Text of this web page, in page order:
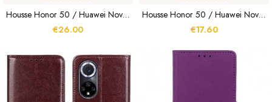
Housse Honor 50 / Huawei Nova 9 Cuir Véritable KHAZNEH RFID
€26.00
Housse Honor 50 / Huawei Nova 9 Simili Cuir Vintage Et Bouton
€17.60